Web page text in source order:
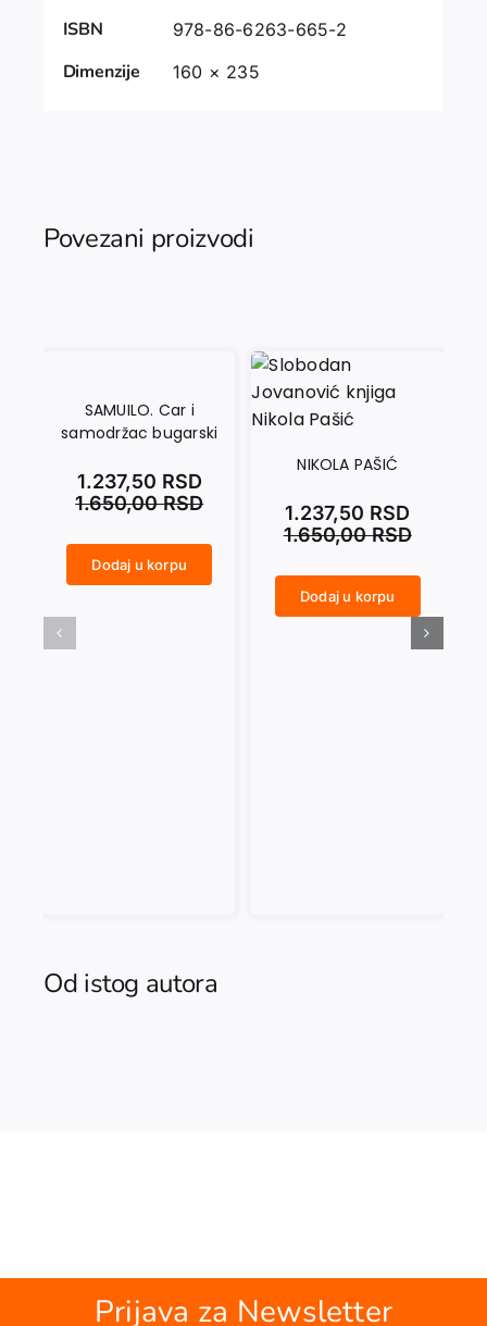
ISBN 978-86-6263-665-2
Dimenzije 160 × 235
Povezani proizvodi
SAMUILO. Car i
samodržac bugarski
1.650,00RSD
1.237,50 RSD
Dodaj u korpu
NIKOLA PAŠIĆ
1.650,00RSD
1.237,50 RSD
Dodaj u korpu
Od istog autora
Prijava za Newsletter